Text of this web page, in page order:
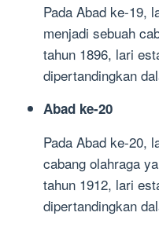
Pada Abad ke-19,
menjadi sebuah
tahun 1896, lari
dipertandingkan
Abad ke-20
Pada Abad ke-20,
cabang olahraga
tahun 1912, lari
dipertandingkan